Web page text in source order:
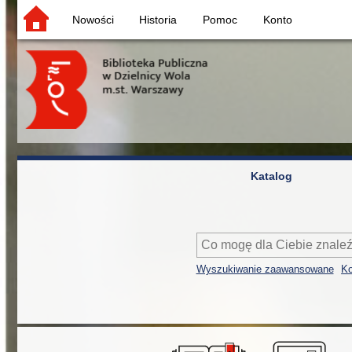
Nowości Historia Pomoc Konto
Katalog
Wyszukiwanie zaawansowane